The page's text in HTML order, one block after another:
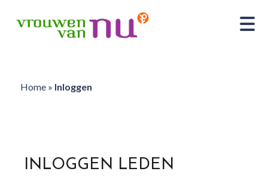
Home» Inloggen
INLOGGEN LEDEN